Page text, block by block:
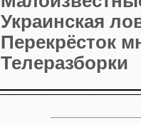
Украинская
Перекрёсток
Телеразборки